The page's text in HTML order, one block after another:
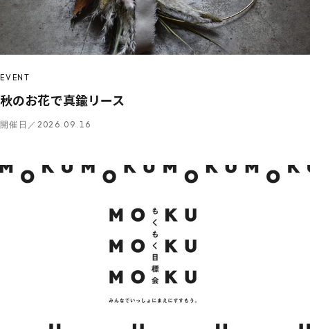
EVENT
秋のお花で真鍮リース
開催日／2026.09.16